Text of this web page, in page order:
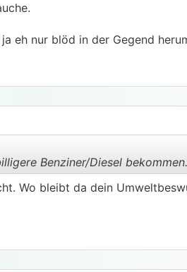
eh nur blöd in der Gegend
Benziner/Diesel bekommen.
Wo bleibt da dein